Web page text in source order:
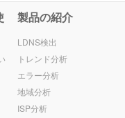
製品の紹介
LDNS検出
トレンド分析
エラー分析
地域分析
ISP分析